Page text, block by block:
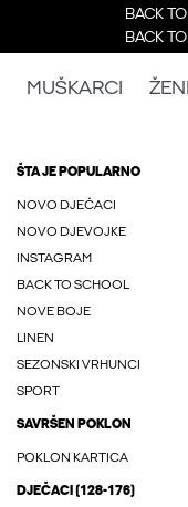
BACK
BACK
MUŠKARCI
ŠTA JE POPULARNO
NOVO DJEČACI
NOVO DJEVOJKE
INSTAGRAM
BACK TO SCHOOL
NOVE BOJE
LINEN
SEZONSKI VRHUNCI
SPORT
SAVRŠEN POKLON
POKLON KARTICA
DJEČACI (128-176)